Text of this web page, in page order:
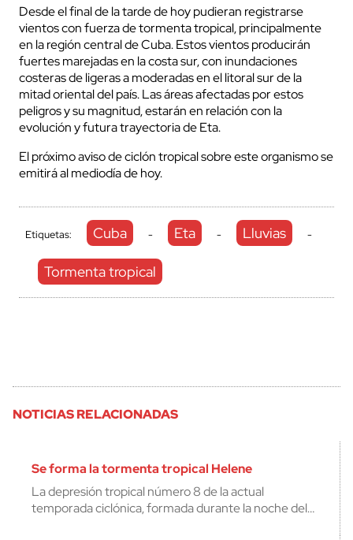
Desde el final de la tarde de hoy pudieran registrarse
vientos con fuerza de tormenta tropical, principalmente
en la región central de Cuba. Estos vientos producirán
fuertes marejadas en la costa sur, con inundaciones
costeras de ligeras a moderadas en el litoral sur de la
mitad oriental del país. Las áreas afectadas por estos
peligros y su magnitud, estarán en relación con la
evolución y futura trayectoria de Eta.
El próximo aviso de ciclón tropical sobre este organismo se
emitirá al mediodía de hoy.
Etiquetas: Cuba - Eta - Lluvias -
Tormenta tropical
NOTICIAS RELACIONADAS
Se forma la tormenta tropical Helene
La depresión tropical número 8 de la actual
temporada ciclónica, formada durante la noche del…